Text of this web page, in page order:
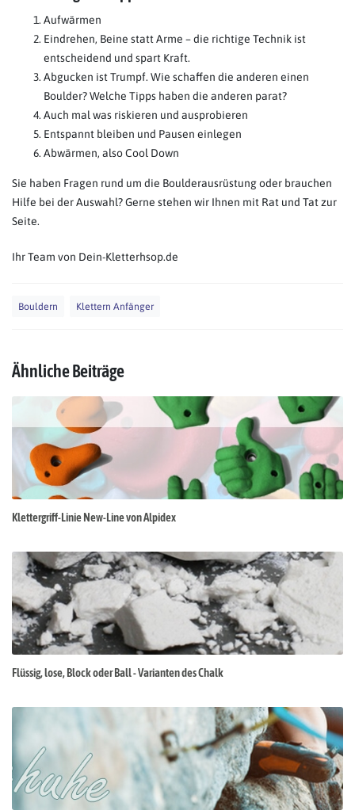
Aufwärmen
Eindrehen, Beine statt Arme – die richtige Technik ist
entscheidend und spart Kraft.
Abgucken ist Trumpf. Wie schaffen die anderen einen
Boulder? Welche Tipps haben die anderen parat?
Auch mal was riskieren und ausprobieren
Entspannt bleiben und Pausen einlegen
Abwärmen, also Cool Down
Sie haben Fragen rund um die Boulderausrüstung oder brauchen
Hilfe bei der Auswahl? Gerne stehen wir Ihnen mit Rat und Tat zur
Seite.
Ihr Team von Dein-Kletterhsop.de
Bouldern Klettern Anfänger
Ähnliche Beiträge
Klettergriff-Linie New-Line von Alpidex
Flüssig, lose, Block oder Ball - Varianten des Chalk